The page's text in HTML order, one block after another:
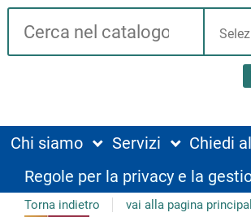
Cerca su "Catalogo"
Chi siamo Servizi
Chiedi
Regole per la privacy e la
Torna indietro vai alla pagina